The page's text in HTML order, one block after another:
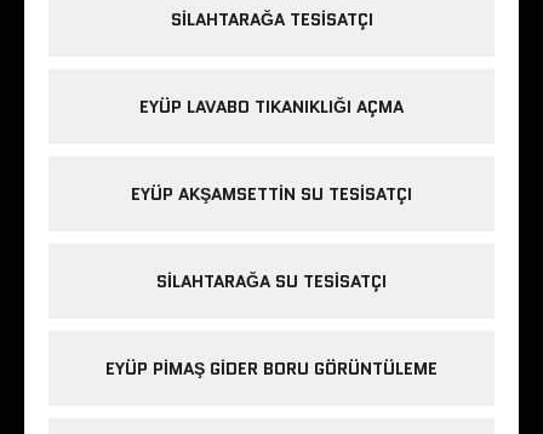
SILAHTARAĞA TESISATÇI
EYÜP LAVABO TIKANIKLIĞI AÇMA
EYÜP AKŞAMSETTIN SU TESISATÇI
SILAHTARAĞA SU TESISATÇI
EYÜP PIMAŞ GIDER BORU GÖRÜNTÜLEME